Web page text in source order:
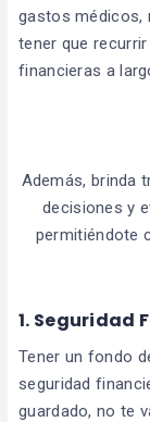
gastos médicos,
tener que
financieras a
Además, brinda
decisiones y
permitiéndote
1. Seguridad
Tener un fondo
seguridad
guardado, no te